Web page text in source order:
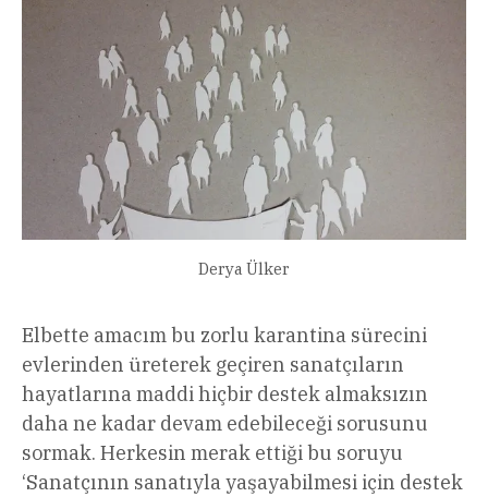
Derya Ülker
Elbette amacım bu zorlu karantina sürecini
evlerinden üreterek geçiren sanatçıların
hayatlarına maddi hiçbir destek almaksızın
daha ne kadar devam edebileceği sorusunu
sormak. Herkesin merak ettiği bu soruyu
‘Sanatçının sanatıyla yaşayabilmesi için destek